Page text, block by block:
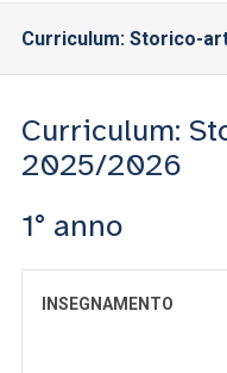
Curriculum: Storico-
Curriculum:
2025/2026
1° anno
INSEGNAMENTO